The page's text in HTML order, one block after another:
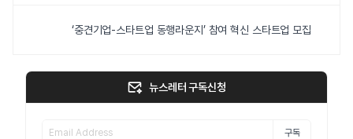
‘중견기업-스타트업 동행라운지’ 참여 혁신 스타트업 모집
뉴스레터 구독신청
구독